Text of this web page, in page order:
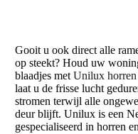
Gooit u ook direct alle
op steekt? Houd uw
blaadjes met Unilux horren
laat u de frisse lucht
stromen terwijl alle
deur blijft. Unilux is een
gespecialiseerd in horren